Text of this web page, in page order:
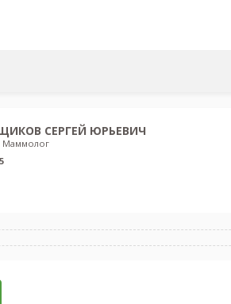
СЕРГЕЙ ЮРЬЕВИЧ
Маммолог